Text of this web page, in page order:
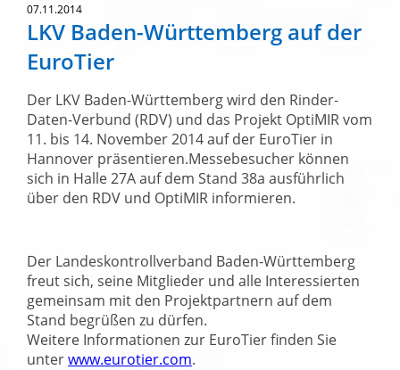
07.11.2014
LKV Baden-Württemberg auf der
EuroTier
Der LKV Baden-Württemberg wird den Rinder-
Daten-Verbund (RDV) und das Projekt OptiMIR vom
11. bis 14. November 2014 auf der EuroTier in
Hannover präsentieren.Messebesucher können
sich in Halle 27A auf dem Stand 38a ausführlich
über den RDV und OptiMIR informieren.
Der Landeskontrollverband Baden-Württemberg
freut sich, seine Mitglieder und alle Interessierten
gemeinsam mit den Projektpartnern auf dem
Stand begrüßen zu dürfen.
Weitere Informationen zur EuroTier finden Sie
unterwww.eurotier.com.